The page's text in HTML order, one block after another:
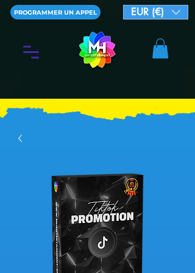
PROGRAMMER UN APPEL EUR (€)